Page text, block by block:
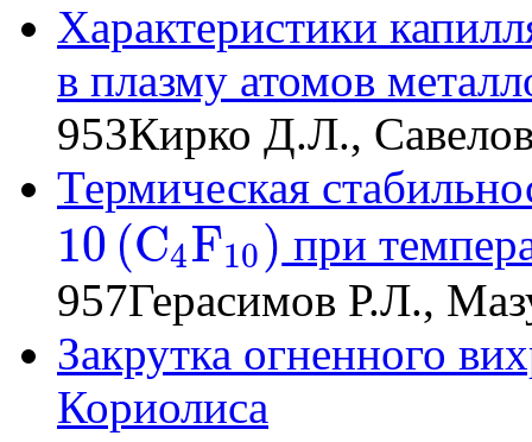
Характеристики
в плазму атомов
953Кирко Д.Л.,
Термическая
10 (C4F10)
10( C4 10 )
при
957Герасимов Р.Л.,
Закрутка огненного
Кориолиса